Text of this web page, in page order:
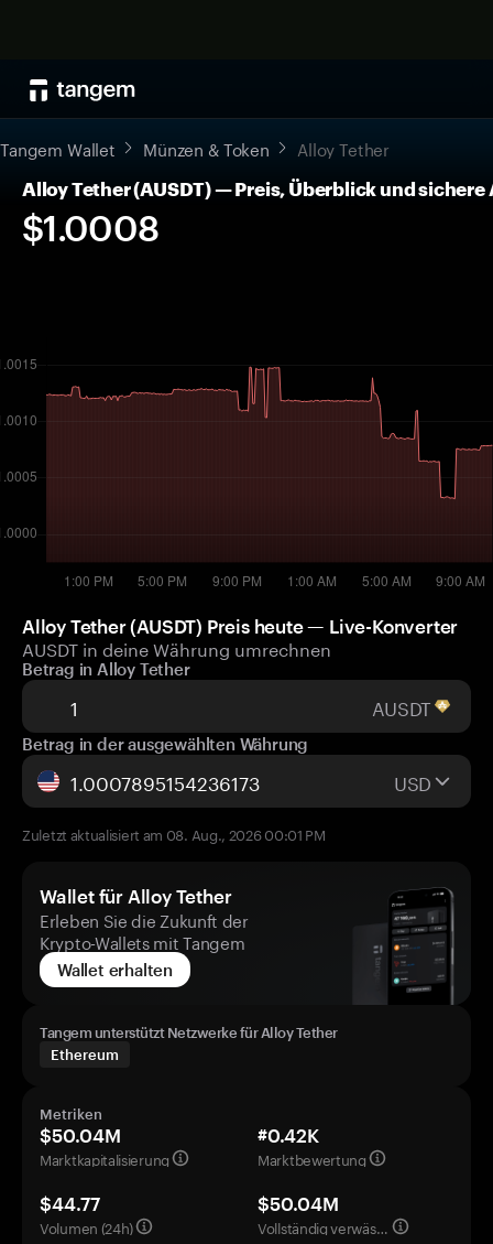
Tangem Wallet Münzen & Token Alloy Tether
Alloy Tether (AUSDT) — Preis, Überblick und
$1.0008
Alloy Tether (AUSDT) Preis heute — Live-Konverter
AUSDT in deine Währung umrechnen
Betrag in Alloy Tether
AUSDT
Betrag in der ausgewählten Währung
USD
Zuletzt aktualisiert am 08. Aug., 2026 00:01 PM
Wallet für Alloy Tether
Erleben Sie die Zukunft der
Krypto-Wallets mit Tangem
Wallet erhalten
Tangem unterstützt Netzwerke für Alloy Tether
Ethereum
Metriken
$50.04M
Marktkapitalisierung
#0.42K
Marktbewertung
$44.77
Volumen (24h)
$50.04M
Vollständig verwässerte Bewertung